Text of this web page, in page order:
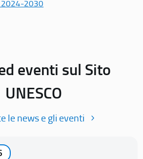
2024-2030
eventi sul Sito
UNESCO
le news e gli eventi